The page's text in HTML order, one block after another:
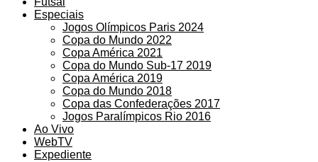
Especiais
Jogos Olímpicos Paris 2024
Copa do Mundo 2022
Copa América 2021
Copa do Mundo Sub-17 2019
Copa América 2019
Copa do Mundo 2018
Copa das Confederações 2017
Jogos Paralímpicos Rio 2016
Ao Vivo
WebTV
Expediente